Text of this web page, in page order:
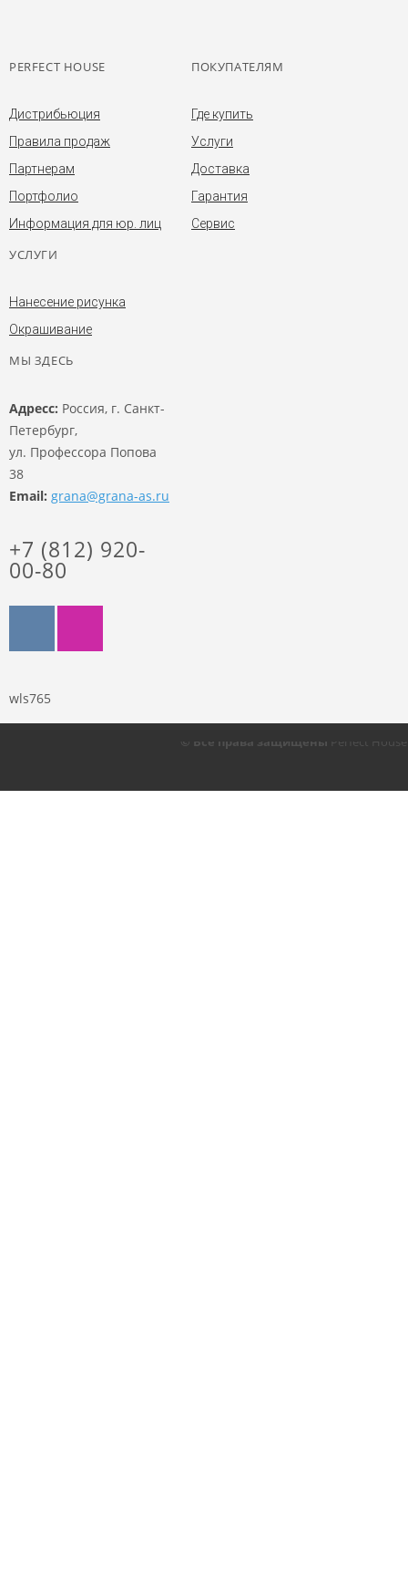
PERFECT HOUSE
Дистрибьюция
Правила продаж
Партнерам
Портфолио
Информация для юр. лиц
ПОКУПАТЕЛЯМ
Где купить
Услуги
Доставка
Гарантия
Сервис
УСЛУГИ
Нанесение рисунка
Окрашивание
МЫ ЗДЕСЬ
Адресс: Россия, г. Санкт-
Петербург,
ул. Профессора Попова
38
Email: grana@grana-as.ru
+7 (812) 920-
00-80
wls765
© Все права защищены Perfect